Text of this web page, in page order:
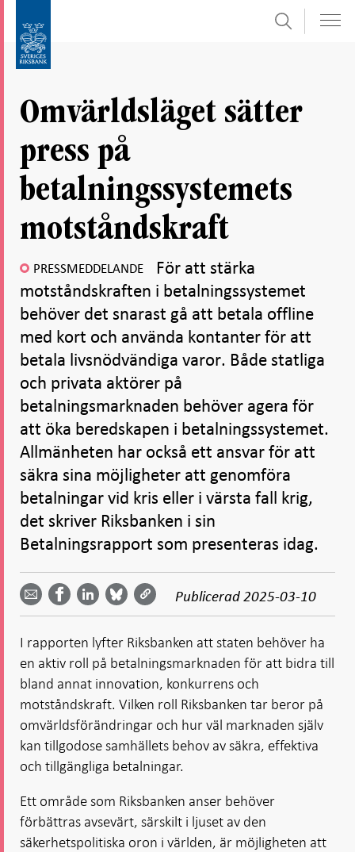
direkt
undersidor
Sök
Omvärldsläget sätter
press på
betalningssystemets
motståndskraft
PRESSMEDDELANDE
För att stärka
motståndskraften i betalningssystemet
behöver det snarast gå att betala offline
med kort och använda kontanter för att
betala livsnödvändiga varor. Både statliga
och privata aktörer på
betalningsmarknaden behöver agera för
att öka beredskapen i betalningssystemet.
Allmänheten har också ett ansvar för att
säkra sina möjligheter att genomföra
betalningar vid kris eller i värsta fall krig,
det skriver Riksbanken i sin
Betalningsrapport som presenteras idag.
Dela
email -
Öppnas
i ny flik
Dela på
Facebook
- Öppnas
Dela på
LinkedIn
-
Öppnas
i ny flik
på
Bluesky
-
i ny flik
på
Twitter
-
i ny flik
Publicerad 2025-03-10
I rapporten lyfter Riksbanken att staten behöver ha
en aktiv roll på betalningsmarknaden för att bidra till
bland annat innovation, konkurrens och
motståndskraft. Vilken roll Riksbanken tar beror på
omvärldsförändringar och hur väl marknaden själv
kan tillgodose samhällets behov av säkra, effektiva
och tillgängliga betalningar.
Ett område som Riksbanken anser behöver
förbättras avsevärt, särskilt i ljuset av den
säkerhetspolitiska oron i världen, är möjligheten att